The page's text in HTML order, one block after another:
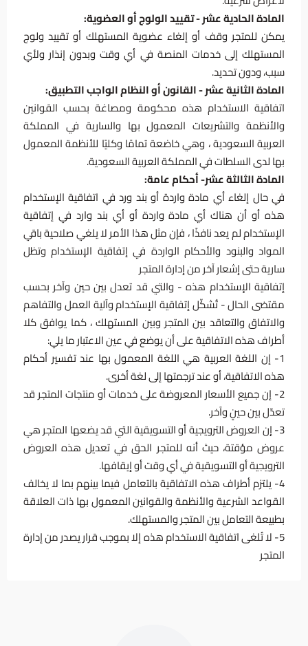
المادة الحادية عشر - تقييد الولوج أو العضوية:
يمكن للمتجر وقف أو إلغاء عضوية المستهلك أو تقييد ولوج
المستهلك إلى خدمات المنصة في أي وقت وبدون إنذار ولأي
سبب، ودون تحديد.
المادة الثانية عشر - القانون أو النظام الواجب التطبيق:
اتفاقية الاستخدام هذه محكومة ومصاغة بحسب القوانين
والأنظمة والتشريعات المعمول بها والسارية في المملكة
العربية السعودية ، وهي خاضعة تمامًا وكليًا للأنظمة المعمول
بها لدى السلطات في المملكة العربية السعودية.
المادة الثالثة عشر- أحكام عامة:
في حال إلغاء أي مادة واردة أو بند ورد في اتفاقية الإستخدام
هذه أو أن هناك أي مادة واردة أو أي بند وارد في إتفاقية
الإستخدام لم يعد نافذًا ، فإن مثل هذا الأمر لا يلغي صلاحية باقي
المواد والبنود والأحكام الواردة في إتفاقية الإستخدام وتظل
سارية حتى إشعار آخر من إدارة المتجر
إتفاقية الإستخدام هذه - والتي قد تعدل بين حين وآخر بحسب
مقتضى الحال - تُشكّل إتفاقية الإستخدام وآلية العمل والتفاهم
والاتفاق والتعاقد بين المتجر وبين المستهلك ، كما يوافق كلا
أطراف هذه الاتفاقية على أن يوضع في عين الاعتبار ما يلي:
1- إن اللغة العربية هي اللغة المعمول بها عند تفسير أحكام
هذه الاتفاقية، أو عند ترجمتها إلى لغة أخرى.
2- إن جميع الأسعار المعروضة على خدمات أو منتجات المتجر قد
تعدّل بين حينٍ وآخر.
3- إن العروض الترويجية أو التسويقية التي قد يضعها المتجر هي
عروض مؤقتة، حيث أنه للمتجر الحق في تعديل هذه العروض
الترويجية أو التسويقية في أي وقت أو إيقافها.
4- يلتزم أطراف هذه الاتفاقية بالتعامل فيما بينهم بما لا يخالف
القواعد الشرعية والأنظمة والقوانين المعمول بها ذات العلاقة
بطبيعة التعامل بين المتجر والمستهلك.
5- لا تُلغى اتفاقية الاستخدام هذه إلا بموجب قرار يصدر من إدارة
المتجر